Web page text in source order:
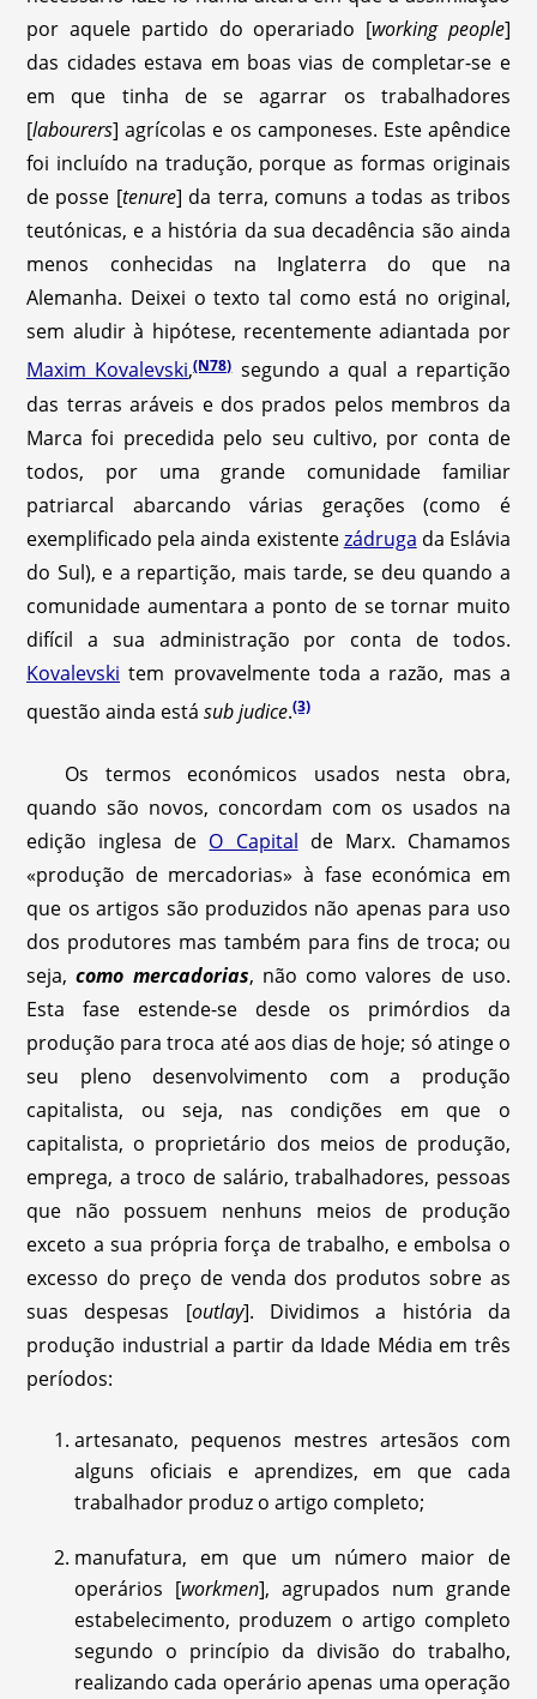
por aquele partido do operariado [working people]
das cidades estava em boas vias de completar-se e
em que tinha de se agarrar os trabalhadores
[labourers] agrícolas e os camponeses. Este apêndice
foi incluído na tradução, porque as formas originais
de posse [tenure] da terra, comuns a todas as tribos
teutónicas, e a história da sua decadência são ainda
menos conhecidas na Inglaterra do que na
Alemanha. Deixei o texto tal como está no original,
sem aludir à hipótese, recentemente adiantada por
Maxim Kovalevski,(N78)segundo a qual a repartição
das terras aráveis e dos prados pelos membros da
Marca foi precedida pelo seu cultivo, por conta de
todos, por uma grande comunidade familiar
patriarcal abarcando várias gerações (como é
exemplificado pela ainda existentezádruga da Eslávia
do Sul), e a repartição, mais tarde, se deu quando a
comunidade aumentara a ponto de se tornar muito
difícil a sua administração por conta de todos.
Kovalevski tem provavelmente toda a razão, mas a
questão ainda estásub judice.(3)
Os termos económicos usados nesta obra,
quando são novos, concordam com os usados na
edição inglesa de O Capital de Marx. Chamamos
«produção de mercadorias» à fase económica em
que os artigos são produzidos não apenas para uso
dos produtores mas também para fins de troca; ou
seja,como mercadorias, não como valores de uso.
Esta fase estende-se desde os primórdios da
produção para troca até aos dias de hoje; só atinge o
seu pleno desenvolvimento com a produção
capitalista, ou seja, nas condições em que o
capitalista, o proprietário dos meios de produção,
emprega, a troco de salário, trabalhadores, pessoas
que não possuem nenhuns meios de produção
exceto a sua própria força de trabalho, e embolsa o
excesso do preço de venda dos produtos sobre as
suas despesas [outlay]. Dividimos a história da
produção industrial a partir da Idade Média em três
períodos:
artesanato, pequenos mestres artesãos com
alguns oficiais e aprendizes, em que cada
trabalhador produz o artigo completo;
manufatura, em que um número maior de
operários [workmen], agrupados num grande
estabelecimento, produzem o artigo completo
segundo o princípio da divisão do trabalho,
realizando cada operário apenas uma operação